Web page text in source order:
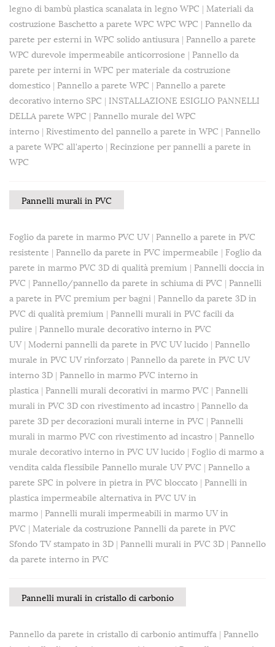
legno di bambù plastica scanalata in legno WPC | Materiali da
costruzione Baschetto a parete WPC WPC WPC | Pannello da
parete per esterni in WPC solido antiusura | Pannello a parete
WPC durevole impermeabile anticorrosione | Pannello da
parete per interni in WPC per materiale da costruzione
domestico | Pannello a parete WPC | Pannello a parete
decorativo interno SPC | INSTALLAZIONE ESIGLIO PANNELLI
DELLA parete WPC | Pannello murale del WPC
interno | Rivestimento del pannello a parete in WPC | Pannello
a parete WPC all'aperto | Recinzione per pannelli a parete in
WPC
Pannelli murali in PVC
Foglio da parete in marmo PVC UV| Pannello a parete in PVC
resistente | Pannello da parete in PVC impermeabile | Foglio da
parete in marmo PVC 3D di qualità premium | Pannelli doccia in
PVC | Pannello/pannello da parete in schiuma di PVC | Pannelli
a parete in PVC premium per bagni | Pannello da parete 3D in
PVC di qualità premium | Pannelli murali in PVC facili da
pulire | Pannello murale decorativo interno in PVC
UV| Moderni pannelli da parete in PVC UV lucido | Pannello
murale in PVC UV rinforzato | Pannello da parete in PVC UV
interno 3D | Pannello in marmo PVC interno in
plastica | Pannelli murali decorativi in ​​marmo PVC | Pannelli
murali in PVC 3D con rivestimento ad incastro | Pannello da
parete 3D per decorazioni murali interne in PVC | Pannelli
murali in marmo PVC con rivestimento ad incastro | Pannello
murale decorativo interno in PVC UV lucido | Foglio di marmo a
vendita calda flessibile Pannello murale UV PVC | Pannello a
parete SPC in polvere in pietra in PVC bloccato | Pannelli in
plastica impermeabile alternativa in PVC UV in
marmo | Pannelli murali impermeabili in marmo UV in
PVC | Materiale da costruzione Pannelli da parete in PVC
Sfondo TV stampato in 3D | Pannelli murali in PVC 3D | Pannello
da parete interno in PVC
Pannelli murali in cristallo di carbonio
Pannello da parete in cristallo di carbonio antimuffa | Pannello